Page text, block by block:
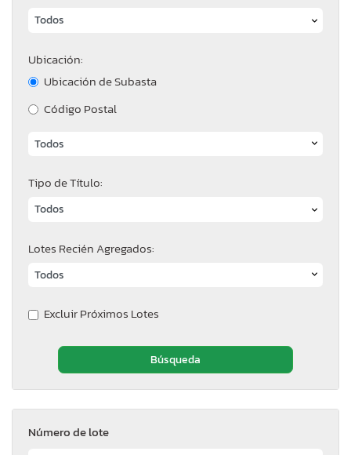
Ubicación:
Ubicación de Subasta
Código Postal
Tipo de Título:
Lotes Recién Agregados:
Excluir Próximos Lotes
Número de lote